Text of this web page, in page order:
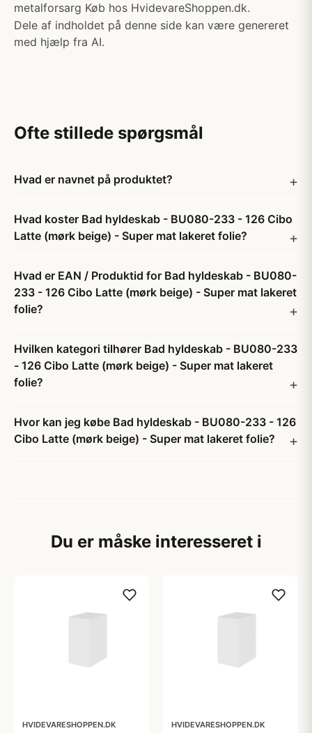
metalforsarg Køb hos HvidevareShoppen.dk.
Dele af indholdet på denne side kan være genereret
med hjælp fra AI.
Ofte stillede spørgsmål
Hvad er navnet på produktet?
Hvad koster Bad hyldeskab - BU080-233 - 126 Cibo
Latte (mørk beige) - Super mat lakeret folie?
Hvad er EAN / Produktid for Bad hyldeskab - BU080-
233 - 126 Cibo Latte (mørk beige) - Super mat lakeret
folie?
Hvilken kategori tilhører Bad hyldeskab - BU080-233
- 126 Cibo Latte (mørk beige) - Super mat lakeret
folie?
Hvor kan jeg købe Bad hyldeskab - BU080-233 - 126
Cibo Latte (mørk beige) - Super mat lakeret folie?
Du er måske interesseret i
HVIDEVARESHOPPEN.DK HVIDEVARESHOPPEN.DK